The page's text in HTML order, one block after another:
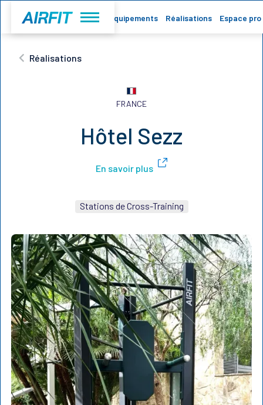
Accueil Equipements Réalisations Espace pro
Réalisations
FRANCE
Hôtel Sezz
En savoir plus
Stations de Cross-Training